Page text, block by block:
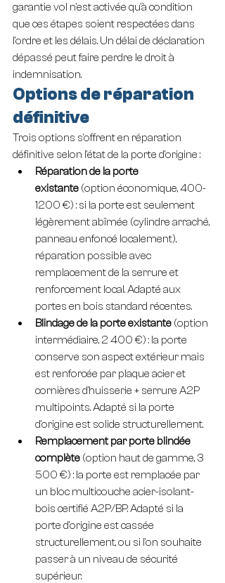
garantie vol n'est activée qu'à condition
que ces étapes soient respectées dans
l'ordre et les délais. Un délai de déclaration
dépassé peut faire perdre le droit à
indemnisation.
Options de réparation
définitive
Trois options s'offrent en réparation
définitive selon l'état de la porte d'origine :
Réparation de la porte
existante (option économique, 400-
1200 €) : si la porte est seulement
légèrement abîmée (cylindre arraché,
panneau enfoncé localement),
réparation possible avec
remplacement de la serrure et
renforcement local. Adapté aux
portes en bois standard récentes.
Blindage de la porte existante (option
intermédiaire, 2 400 €) : la porte
conserve son aspect extérieur mais
est renforcée par plaque acier et
cornières d'huisserie + serrure A2P
multipoints. Adapté si la porte
d'origine est solide structurellement.
Remplacement par porte blindée
complète (option haut de gamme, 3
500 €) : la porte est remplacée par
un bloc multicouche acier-isolant-
bois certifié A2P/BP. Adapté si la
porte d'origine est cassée
structurellement, ou si l'on souhaite
passer à un niveau de sécurité
supérieur.